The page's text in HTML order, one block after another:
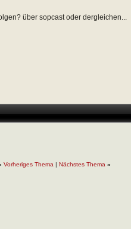
über sopcast oder dergleichen...
Vorheriges Thema| Nächstes Thema »